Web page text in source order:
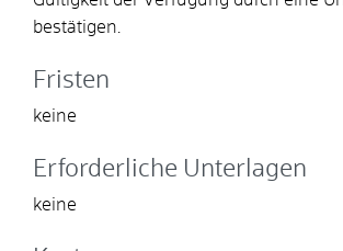
bestätigen.
Fristen
keine
Erforderliche Unterlagen
keine